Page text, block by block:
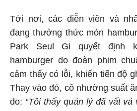
Tới nơi, các diễn viên và
đang thưởng thức món
Park Seul Gi quyết định
hamburger do đoàn phim
cảm thấy có lỗi, khiến tiến độ
Thay vào đó, cô nhường suất
do: “Tôi thấy quản lý đã vất